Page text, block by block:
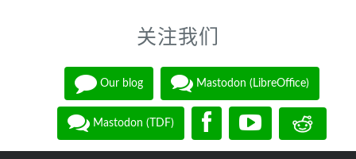
关注我们
Our blog Mastodon (LibreOffice)
Mastodon (TDF)